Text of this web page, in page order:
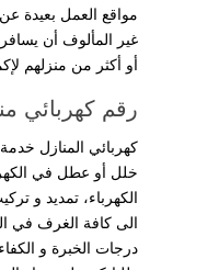
مواقع العمل بعيدة
أو أكثر من منزلهم
رقم كهربائي
كهربائي المنازل
خلل أو عطل في
الكهرباء، تمديد و
الى كافة الغرف في
درجات الخبرة و